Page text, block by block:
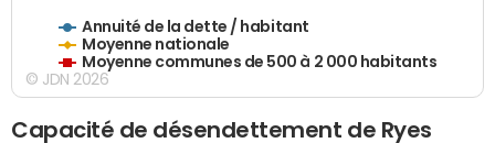
Annuité de la dette / habitant
Moyenne nationale
Moyenne communes de 500 à 2 000 habitants
© JDN 2026
Capacité de désendettement de Ryes